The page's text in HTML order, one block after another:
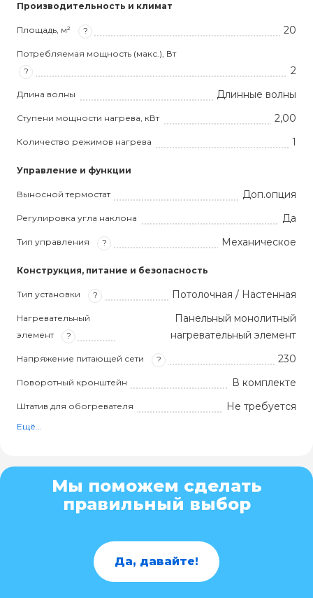
Производительность и климат
Площадь, м² ? 20
Потребляемая мощность (макс.), Вт
?
2
Длина волны Длинные волны
Ступени мощности нагрева, кВт 2,00
Количество режимов нагрева 1
Управление и функции
Выносной термостат Доп.опция
Регулировка угла наклона Да
Тип управления ? Механическое
Конструкция, питание и безопасность
Тип установки ? Потолочная / Настенная
Нагревательный
элемент
?
Панельный монолитный
нагревательный элемент
Напряжение питающей сети ? 230
Поворотный кронштейн В комплекте
Штатив для обогревателя Не требуется
Ещё...
Мы поможем сделать
правильный выбор
Да, давайте!